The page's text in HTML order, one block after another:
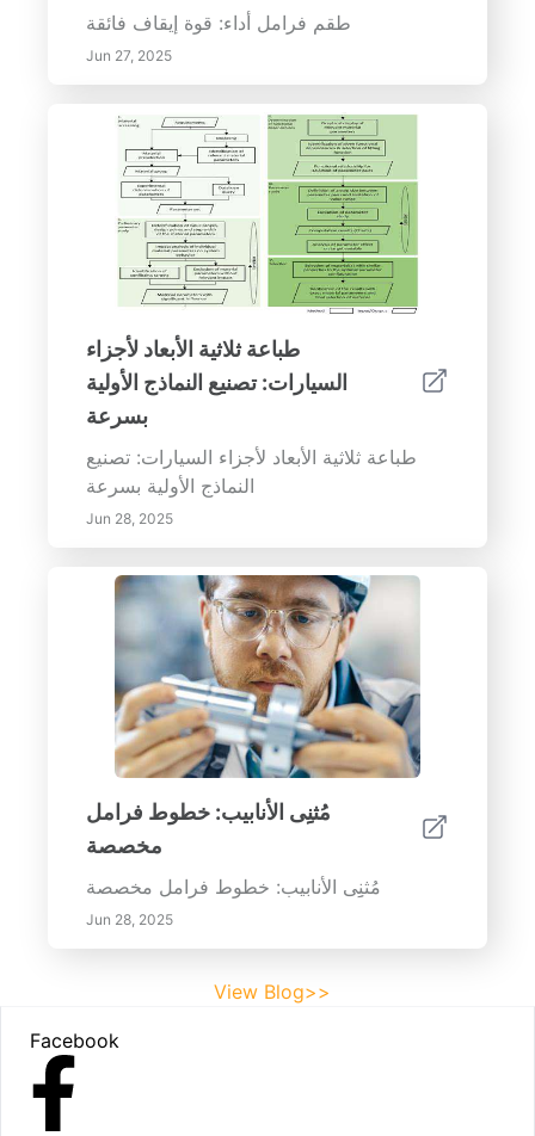
طقم فرامل أداء: قوة إيقاف فائقة
Jun 27, 2025
طباعة ثلاثية الأبعاد لأجزاء
السيارات: تصنيع النماذج الأولية
بسرعة
طباعة ثلاثية الأبعاد لأجزاء السيارات: تصنيع
النماذج الأولية بسرعة
Jun 28, 2025
مُثنِِى الأنابيب: خطوط فرامل
مخصصة
مُثنِِى الأنابيب: خطوط فرامل مخصصة
Jun 28, 2025
View Blog>>
Facebook